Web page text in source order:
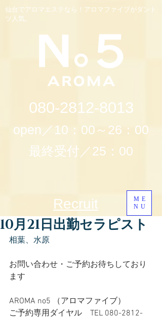
仙台でアロマエステなら！アロマファイブがダント
ツ人気。
080-2812-8013
open／10：00～26：00
最終受付／25：00
ME
NU
Recruit
10月21日出勤セラピスト
相葉、水原
お問い合わせ・ご予約お待ちしており
ます
AROMA no5 （アロマファイブ）
ご予約専用ダイヤル　TEL 080-2812-